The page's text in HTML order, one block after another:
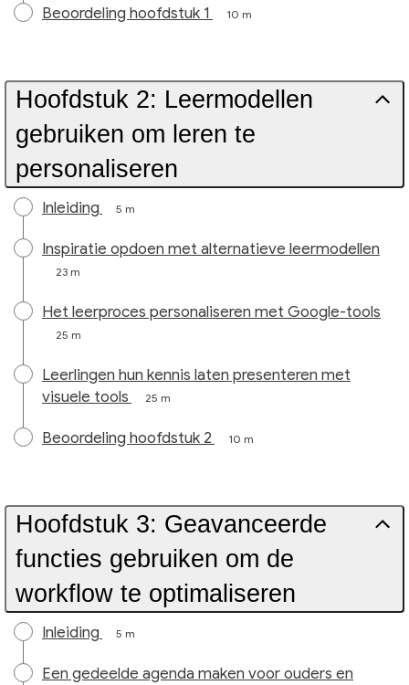
Beoordeling hoofdstuk 1 10 m
Hoofdstuk 2: Leermodellen
gebruiken om leren te
personaliseren
Inleiding 5 m
Inspiratie opdoen met alternatieve leermodellen
23 m
Het leerproces personaliseren met Google-tools
25 m
Leerlingen hun kennis laten presenteren met
visuele tools
25 m
Beoordeling hoofdstuk 2 10 m
Hoofdstuk 3: Geavanceerde
functies gebruiken om de
workflow te optimaliseren
Inleiding 5 m
Een gedeelde agenda maken voor ouders en